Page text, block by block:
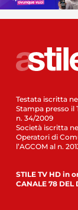
Testata iscritta
Stampa presso il
n. 34/2009
Società iscritta
Operatori di
l’AGCOM al n.
STILE TV HD in
CANALE 78 DEL